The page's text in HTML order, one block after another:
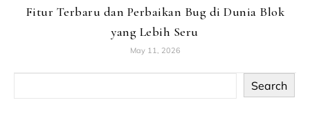
Fitur Terbaru dan Perbaikan Bug di Dunia Blok
yang Lebih Seru
May 11, 2026
Search